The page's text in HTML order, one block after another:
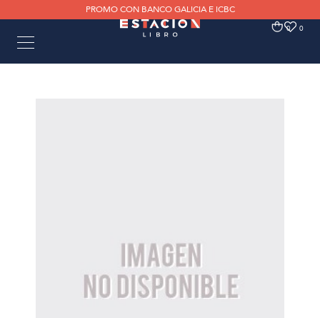
PROMO CON BANCO GALICIA E ICBC
0 0